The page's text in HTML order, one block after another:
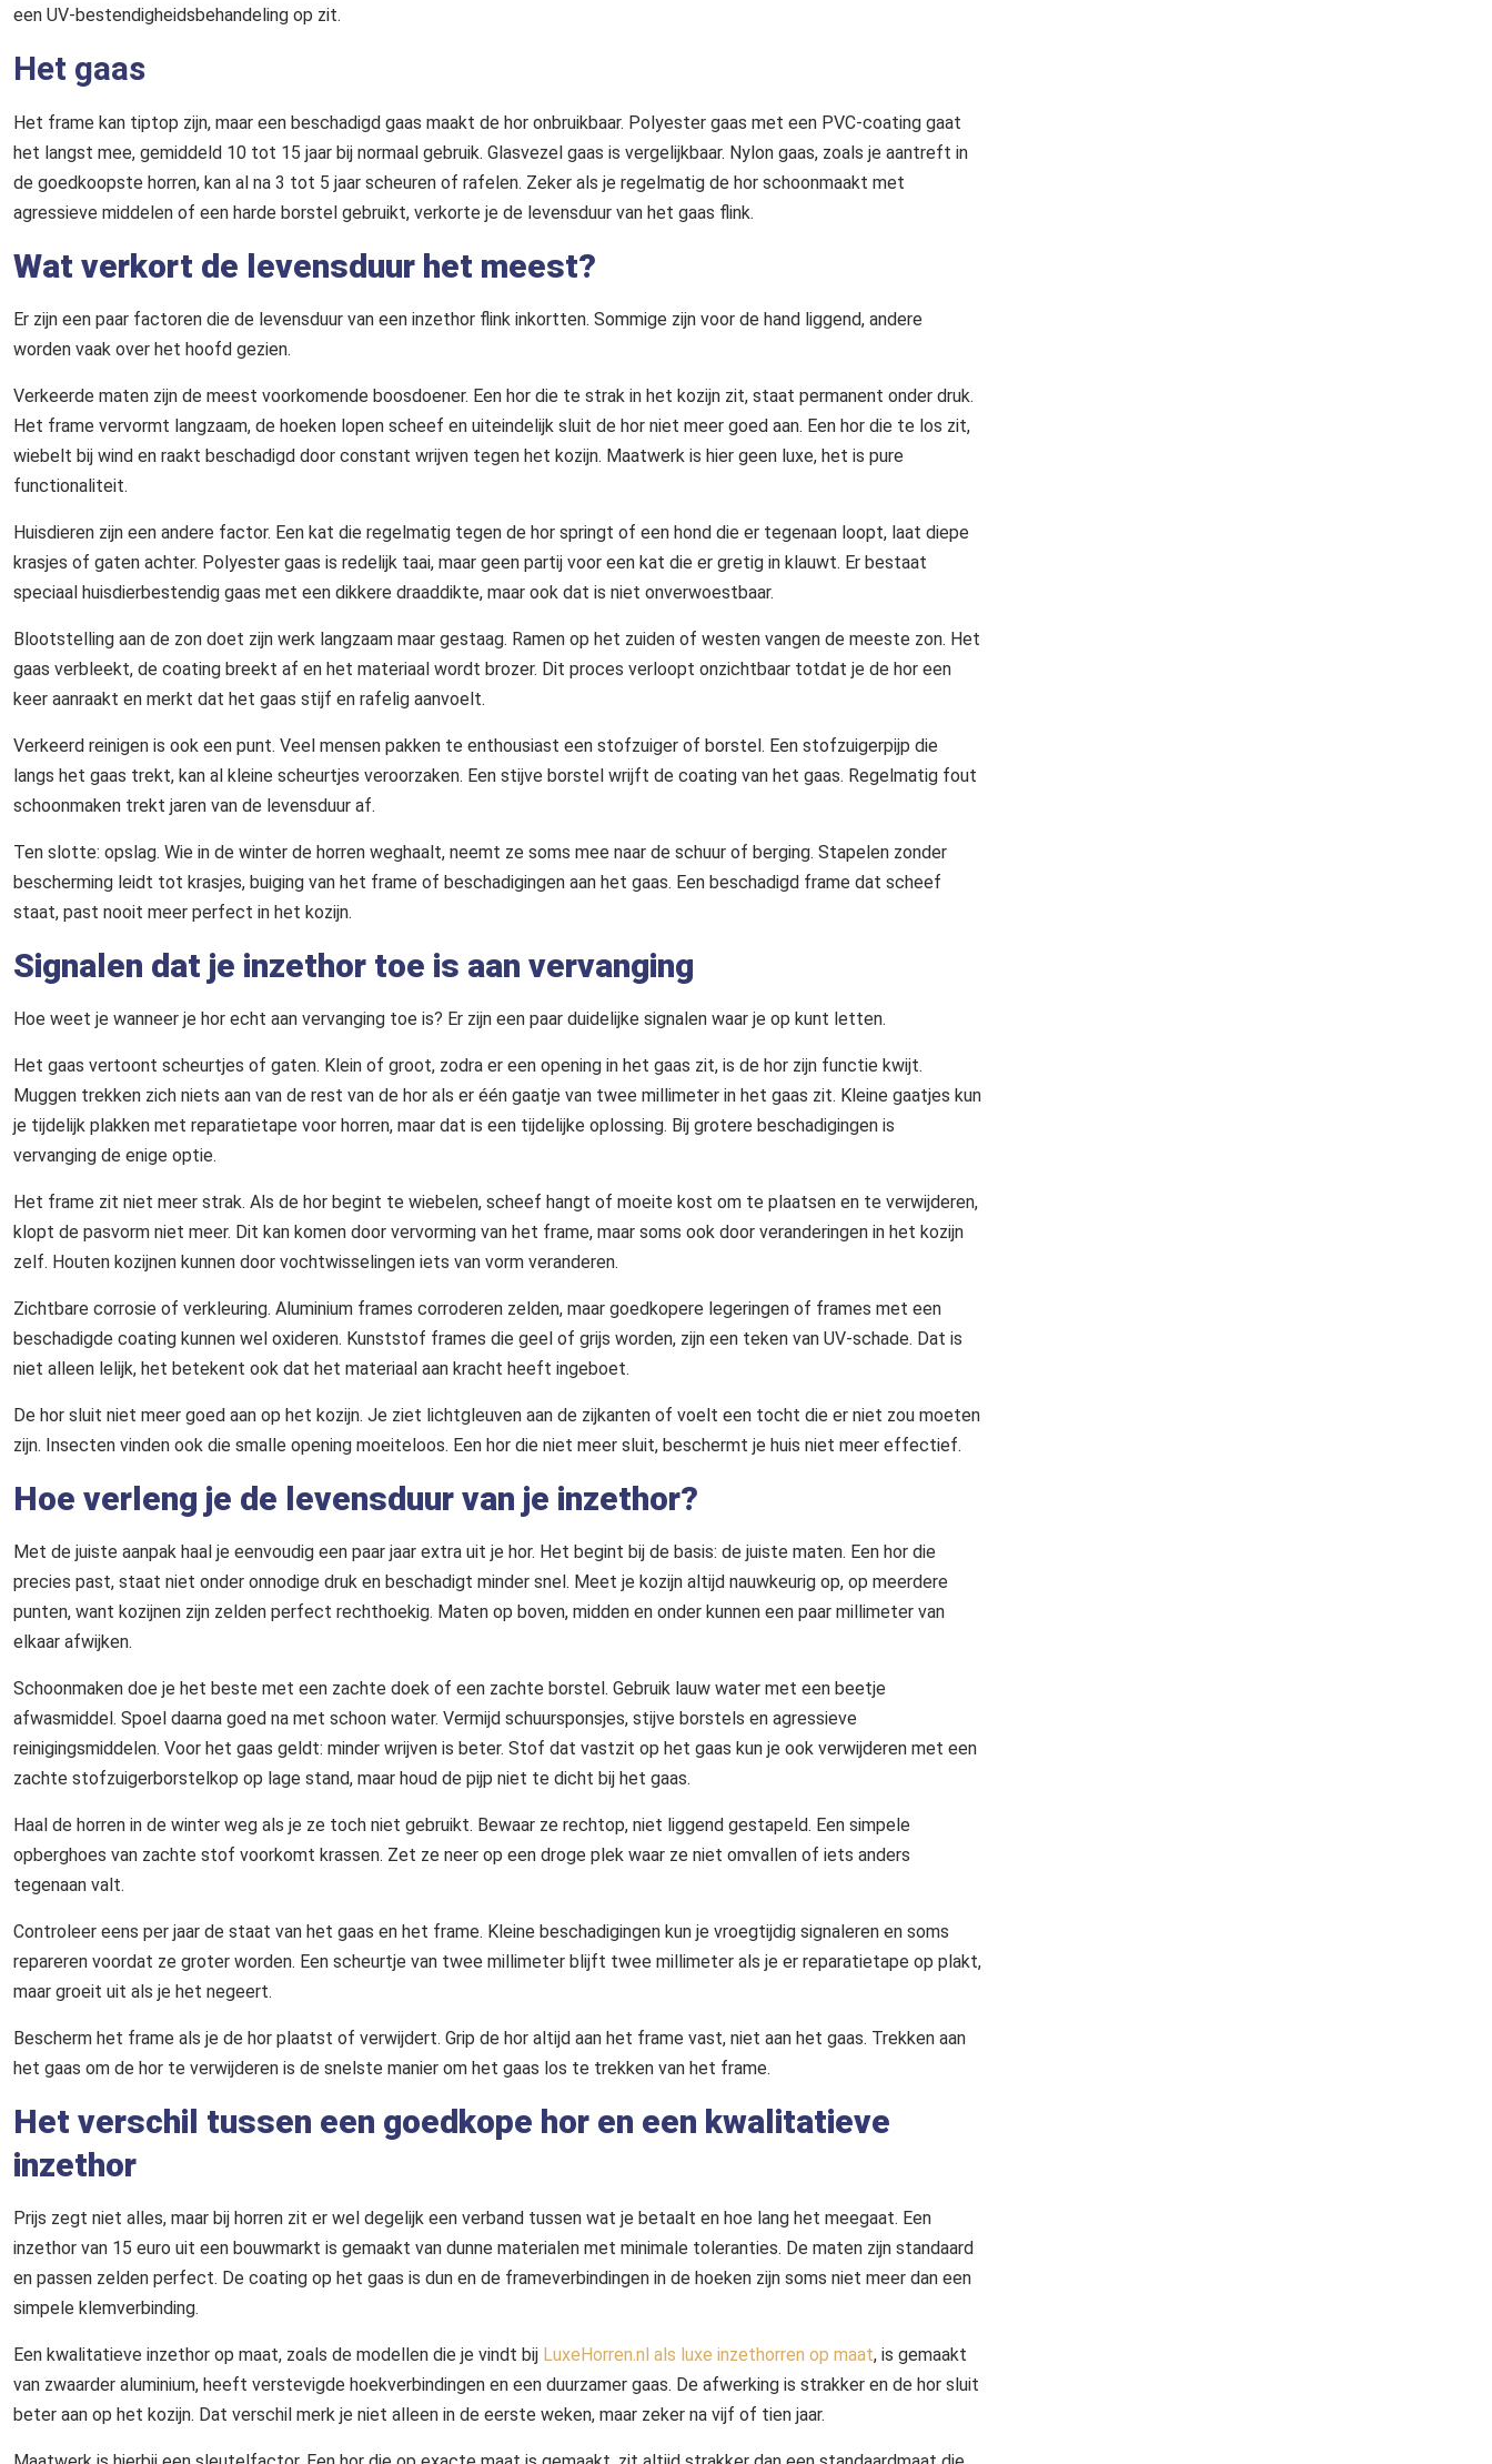
een UV-bestendigheidsbehandeling op zit.
Het gaas
Het frame kan tiptop zijn, maar een beschadigd gaas maakt de hor onbruikbaar. Polyester gaas met een PVC-coating gaat
het langst mee, gemiddeld 10 tot 15 jaar bij normaal gebruik. Glasvezel gaas is vergelijkbaar. Nylon gaas, zoals je aantreft in
de goedkoopste horren, kan al na 3 tot 5 jaar scheuren of rafelen. Zeker als je regelmatig de hor schoonmaakt met
agressieve middelen of een harde borstel gebruikt, verkorte je de levensduur van het gaas flink.
Wat verkort de levensduur het meest?
Er zijn een paar factoren die de levensduur van een inzethor flink inkortten. Sommige zijn voor de hand liggend, andere
worden vaak over het hoofd gezien.
Verkeerde maten zijn de meest voorkomende boosdoener. Een hor die te strak in het kozijn zit, staat permanent onder druk.
Het frame vervormt langzaam, de hoeken lopen scheef en uiteindelijk sluit de hor niet meer goed aan. Een hor die te los zit,
wiebelt bij wind en raakt beschadigd door constant wrijven tegen het kozijn. Maatwerk is hier geen luxe, het is pure
functionaliteit.
Huisdieren zijn een andere factor. Een kat die regelmatig tegen de hor springt of een hond die er tegenaan loopt, laat diepe
krasjes of gaten achter. Polyester gaas is redelijk taai, maar geen partij voor een kat die er gretig in klauwt. Er bestaat
speciaal huisdierbestendig gaas met een dikkere draaddikte, maar ook dat is niet onverwoestbaar.
Blootstelling aan de zon doet zijn werk langzaam maar gestaag. Ramen op het zuiden of westen vangen de meeste zon. Het
gaas verbleekt, de coating breekt af en het materiaal wordt brozer. Dit proces verloopt onzichtbaar totdat je de hor een
keer aanraakt en merkt dat het gaas stijf en rafelig aanvoelt.
Verkeerd reinigen is ook een punt. Veel mensen pakken te enthousiast een stofzuiger of borstel. Een stofzuigerpijp die
langs het gaas trekt, kan al kleine scheurtjes veroorzaken. Een stijve borstel wrijft de coating van het gaas. Regelmatig fout
schoonmaken trekt jaren van de levensduur af.
Ten slotte: opslag. Wie in de winter de horren weghaalt, neemt ze soms mee naar de schuur of berging. Stapelen zonder
bescherming leidt tot krasjes, buiging van het frame of beschadigingen aan het gaas. Een beschadigd frame dat scheef
staat, past nooit meer perfect in het kozijn.
Signalen dat je inzethor toe is aan vervanging
Hoe weet je wanneer je hor echt aan vervanging toe is? Er zijn een paar duidelijke signalen waar je op kunt letten.
Het gaas vertoont scheurtjes of gaten. Klein of groot, zodra er een opening in het gaas zit, is de hor zijn functie kwijt.
Muggen trekken zich niets aan van de rest van de hor als er één gaatje van twee millimeter in het gaas zit. Kleine gaatjes kun
je tijdelijk plakken met reparatietape voor horren, maar dat is een tijdelijke oplossing. Bij grotere beschadigingen is
vervanging de enige optie.
Het frame zit niet meer strak. Als de hor begint te wiebelen, scheef hangt of moeite kost om te plaatsen en te verwijderen,
klopt de pasvorm niet meer. Dit kan komen door vervorming van het frame, maar soms ook door veranderingen in het kozijn
zelf. Houten kozijnen kunnen door vochtwisselingen iets van vorm veranderen.
Zichtbare corrosie of verkleuring. Aluminium frames corroderen zelden, maar goedkopere legeringen of frames met een
beschadigde coating kunnen wel oxideren. Kunststof frames die geel of grijs worden, zijn een teken van UV-schade. Dat is
niet alleen lelijk, het betekent ook dat het materiaal aan kracht heeft ingeboet.
De hor sluit niet meer goed aan op het kozijn. Je ziet lichtgleuven aan de zijkanten of voelt een tocht die er niet zou moeten
zijn. Insecten vinden ook die smalle opening moeiteloos. Een hor die niet meer sluit, beschermt je huis niet meer effectief.
Hoe verleng je de levensduur van je inzethor?
Met de juiste aanpak haal je eenvoudig een paar jaar extra uit je hor. Het begint bij de basis: de juiste maten. Een hor die
precies past, staat niet onder onnodige druk en beschadigt minder snel. Meet je kozijn altijd nauwkeurig op, op meerdere
punten, want kozijnen zijn zelden perfect rechthoekig. Maten op boven, midden en onder kunnen een paar millimeter van
elkaar afwijken.
Schoonmaken doe je het beste met een zachte doek of een zachte borstel. Gebruik lauw water met een beetje
afwasmiddel. Spoel daarna goed na met schoon water. Vermijd schuursponsjes, stijve borstels en agressieve
reinigingsmiddelen. Voor het gaas geldt: minder wrijven is beter. Stof dat vastzit op het gaas kun je ook verwijderen met een
zachte stofzuigerborstelkop op lage stand, maar houd de pijp niet te dicht bij het gaas.
Haal de horren in de winter weg als je ze toch niet gebruikt. Bewaar ze rechtop, niet liggend gestapeld. Een simpele
opberghoes van zachte stof voorkomt krassen. Zet ze neer op een droge plek waar ze niet omvallen of iets anders
tegenaan valt.
Controleer eens per jaar de staat van het gaas en het frame. Kleine beschadigingen kun je vroegtijdig signaleren en soms
repareren voordat ze groter worden. Een scheurtje van twee millimeter blijft twee millimeter als je er reparatietape op plakt,
maar groeit uit als je het negeert.
Bescherm het frame als je de hor plaatst of verwijdert. Grip de hor altijd aan het frame vast, niet aan het gaas. Trekken aan
het gaas om de hor te verwijderen is de snelste manier om het gaas los te trekken van het frame.
Het verschil tussen een goedkope hor en een kwalitatieve
inzethor
Prijs zegt niet alles, maar bij horren zit er wel degelijk een verband tussen wat je betaalt en hoe lang het meegaat. Een
inzethor van 15 euro uit een bouwmarkt is gemaakt van dunne materialen met minimale toleranties. De maten zijn standaard
en passen zelden perfect. De coating op het gaas is dun en de frameverbindingen in de hoeken zijn soms niet meer dan een
simpele klemverbinding.
Een kwalitatieve inzethor op maat, zoals de modellen die je vindt bij LuxeHorren.nl als luxe inzethorren op maat, is gemaakt
van zwaarder aluminium, heeft verstevigde hoekverbindingen en een duurzamer gaas. De afwerking is strakker en de hor sluit
beter aan op het kozijn. Dat verschil merk je niet alleen in de eerste weken, maar zeker na vijf of tien jaar.